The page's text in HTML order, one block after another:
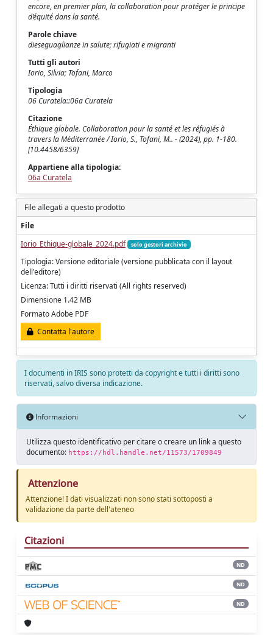
encore, en premier plan, la collaboration pour protéger le principe
d’équité dans la santé.
Parole chiave
dieseguaglianze in salute; rifugiati e migranti
Tutti gli autori
Iorio, Silvia; Tofani, Marco
Tipologia
06 Curatela::06a Curatela
Citazione
Éthique globale. Collaboration pour la santé et les réfugiés à
travers la Méditerranée / Iorio, S., Tofani, M.. - (2024), pp. 1-180.
[10.4458/6359]
Appartiene alla tipologia:
06a Curatela
File allegati a questo prodotto
File
Iorio_Ethique-globale_2024.pdf
solo gestori archivio
Tipologia: Versione editoriale (versione pubblicata con il layout
dell'editore)
Licenza: Tutti i diritti riservati (All rights reserved)
Dimensione 1.42 MB
Formato Adobe PDF
Contatta l'autore
I documenti in IRIS sono protetti da copyright e tutti i diritti sono
riservati, salvo diversa indicazione.
Informazioni
Utilizza questo identificativo per citare o creare un link a questo
documento: https://hdl.handle.net/11573/1709849
Attenzione
Attenzione! I dati visualizzati non sono stati sottoposti a
validazione da parte dell'ateneo
Citazioni
ND
ND
ND